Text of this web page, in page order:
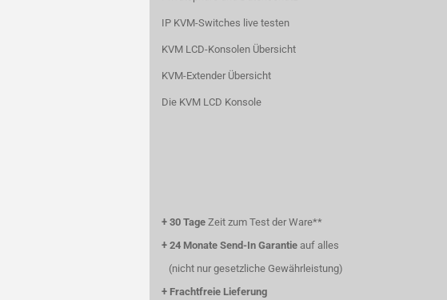
IP KVM-Switches live testen
KVM LCD-Konsolen Übersicht
KVM-Extender Übersicht
Die KVM LCD Konsole
+ 30 Tage Zeit zum Test der Ware**
+ 24 Monate Send-In Garantie auf alles
(nicht nur gesetzliche Gewährleistung)
+ Frachtfreie Lieferung